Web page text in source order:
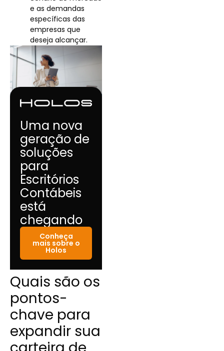
e as demandas
específicas das
empresas que
deseja alcançar.
Uma nova
geração de
soluções
para
Escritórios
Contábeis
está
chegando
Conheça
mais sobre o
Holos
Quais são os
pontos-
chave para
expandir sua